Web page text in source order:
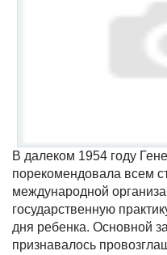
В далеком 1954 году
порекомендовала всем
международной
государственную
дня ребенка. Основной
признавалось